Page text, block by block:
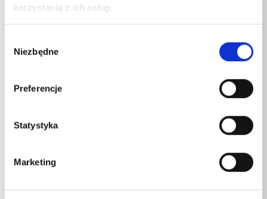
korzystania z ich usług.
zgody
Niezbędne
Preferencje
Statystyka
Marketing
Masa
Pistolet M2000 o długości 500 mm
1,035 kg